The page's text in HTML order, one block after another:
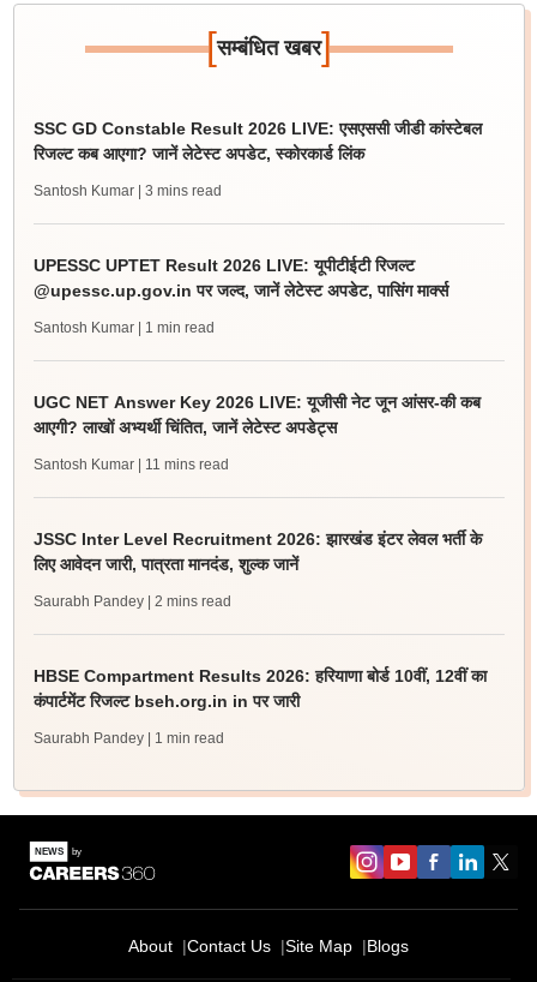
[सम्बंधित खबर]
SSC GD Constable Result 2026 LIVE: एसएससी जीडी कांस्टेबल
रिजल्ट कब आएगा? जानें लेटेस्ट अपडेट, स्कोरकार्ड लिंक
Santosh Kumar | 3 mins read
UPESSC UPTET Result 2026 LIVE: यूपीटीईटी रिजल्ट
@upessc.up.gov.in पर जल्द, जानें लेटेस्ट अपडेट, पासिंग मार्क्स
Santosh Kumar | 1 min read
UGC NET Answer Key 2026 LIVE: यूजीसी नेट जून आंसर-की कब
आएगी? लाखों अभ्यर्थी चिंतित, जानें लेटेस्ट अपडेट्स
Santosh Kumar | 11 mins read
JSSC Inter Level Recruitment 2026: झारखंड इंटर लेवल भर्ती के
लिए आवेदन जारी, पात्रता मानदंड, शुल्क जानें
Saurabh Pandey | 2 mins read
HBSE Compartment Results 2026: हरियाणा बोर्ड 10वीं, 12वीं का
कंपार्टमेंट रिजल्ट bseh.org.in in पर जारी
Saurabh Pandey | 1 min read
About Contact Us Site Map Blogs